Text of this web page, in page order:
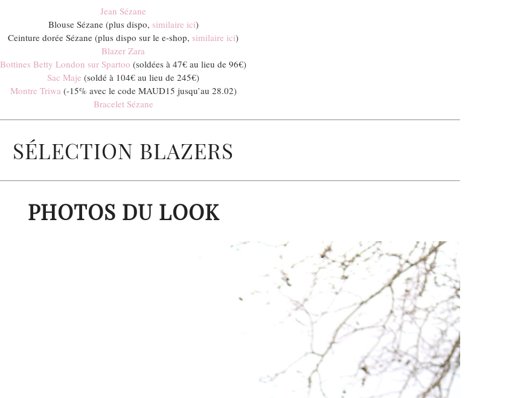
Jean Sézane
Blouse Sézane (plus dispo, similaire ici)
Ceinture dorée Sézane (plus dispo sur le e-shop, similaire ici)
Blazer Zara
Bottines Betty London sur Spartoo (soldées à 47€ au lieu de 96€)
Sac Maje (soldé à 104€ au lieu de 245€)
Montre Triwa(-15% avec le code MAUD15 jusqu’au 28.02)
Bracelet Sézane
SÉLECTION BLAZERS
PHOTOS DU LOOK